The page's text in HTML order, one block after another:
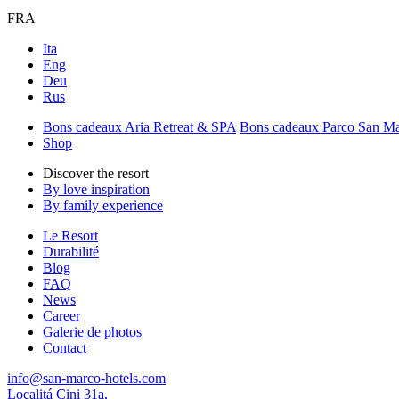
FRA
Ita
Eng
Deu
Rus
Bons cadeaux Aria Retreat & SPA Bons cadeaux Parco San
Shop
Discover the resort
By love inspiration
By family experience
Le Resort
Durabilité
Blog
FAQ
News
Career
Galerie de photos
Contact
info@san-marco-hotels.com
Localitá Cini 31a,